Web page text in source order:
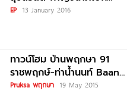
Baan Pruksa Suksawat-
EP 13 January 2016
ทาวน์โฮม บ้านพฤกษา 91
ราชพฤกษ์-ท่าน้ำนนท์ Baan
Pruksa 91 Ratchapruek –
Pruksa พฤกษา 19 May 2015